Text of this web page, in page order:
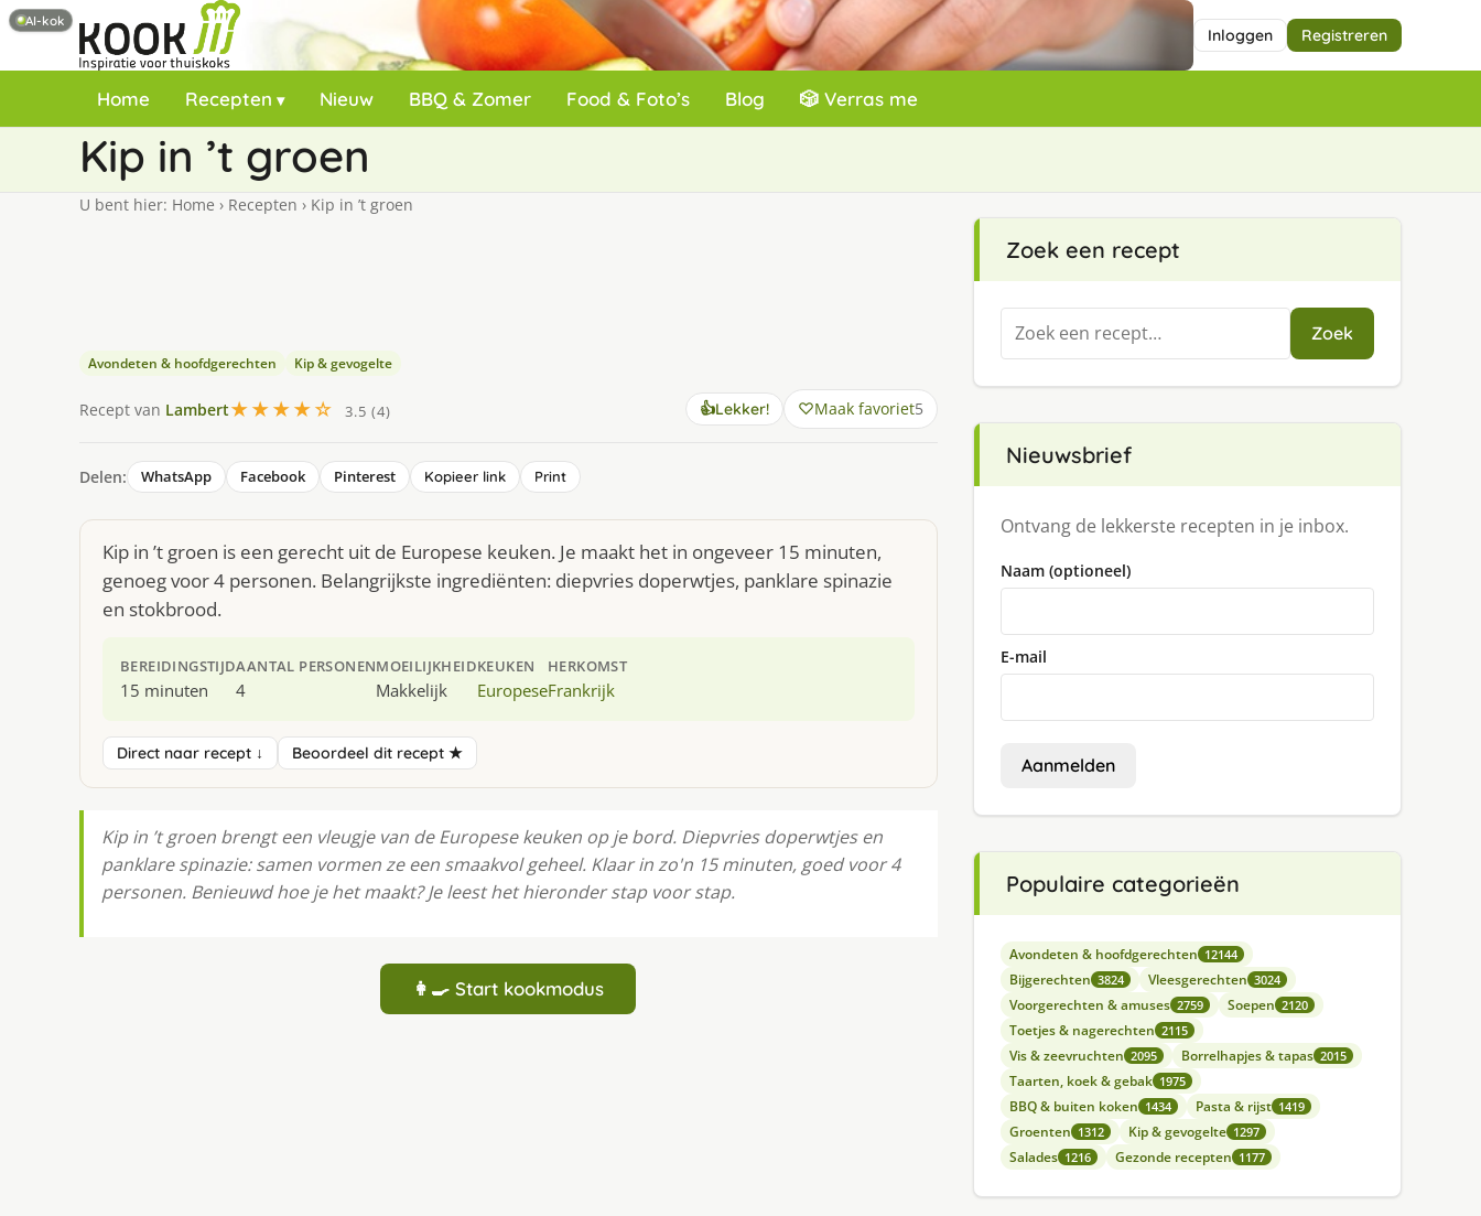
Inloggen Registreren
Home Recepten Nieuw BBQ & Zomer Food & Foto’s Blog 🎲 Verras me
Kip in ’t groen
U bent hier: Home › Recepten › Kip in ’t groen
Avondeten & hoofdgerechten Kip & gevogelte
Recept van Lambert★★★★☆ 3.5 (4) 👍Lekker! Maak favoriet5
Delen: WhatsApp Facebook Pinterest Kopieer link Print
Kip in ’t groen is een gerecht uit de Europese keuken. Je maakt het in ongeveer 15 minuten,
genoeg voor 4 personen. Belangrijkste ingrediënten: diepvries doperwtjes, panklare spinazie
en stokbrood.
BEREIDINGSTIJD
15 minuten
AANTAL PERSONEN
4
MOEILIJKHEID
Makkelijk
KEUKEN
Europese
HERKOMST
Frankrijk
Direct naar recept ↓ Beoordeel dit recept ★
Kip in ’t groen brengt een vleugje van de Europese keuken op je bord. Diepvries doperwtjes en
panklare spinazie: samen vormen ze een smaakvol geheel. Klaar in zo'n 15 minuten, goed voor 4
personen. Benieuwd hoe je het maakt? Je leest het hieronder stap voor stap.
👩‍🍳 Start kookmodus
Zoek een recept
Zoeken
naar:
Zoek
Nieuwsbrief
Ontvang de lekkerste recepten in je inbox.
Naam (optioneel)
E-mail
Aanmelden
Populaire categorieën
Avondeten & hoofdgerechten 12144
Bijgerechten 3824 Vleesgerechten 3024
Voorgerechten & amuses 2759 Soepen 2120
Toetjes & nagerechten 2115
Vis & zeevruchten 2095 Borrelhapjes & tapas 2015
Taarten, koek & gebak 1975
BBQ & buiten koken 1434 Pasta & rijst 1419
Groenten 1312 Kip & gevogelte 1297
Salades 1216 Gezonde recepten 1177
AI-kok